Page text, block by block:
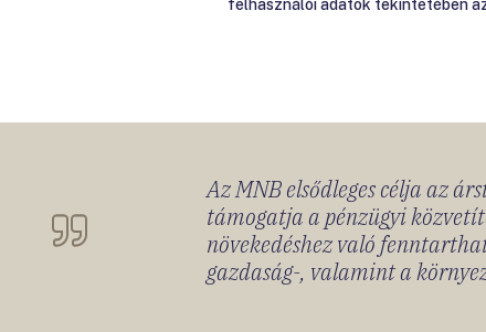
felhasználói adatok tekintetében
Az MNB elsődleges célja az
támogatja a pénzügyi
növekedéshez való
gazdaság-, valamint a